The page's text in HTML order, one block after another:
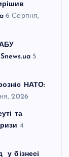
6 Серпня,
5
НАТО:
2026
та
4
у бізнесі